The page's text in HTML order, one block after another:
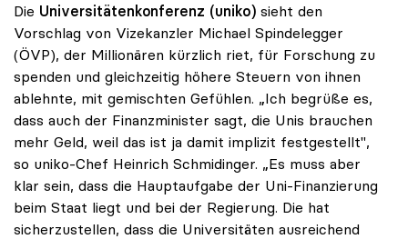
Die Universitätenkonferenz (uniko) sieht den
Vorschlag von Vizekanzler Michael Spindelegger
(ÖVP), der Millionären kürzlich riet, für Forschung zu
spenden und gleichzeitig höhere Steuern von ihnen
ablehnte, mit gemischten Gefühlen. „Ich begrüße es,
dass auch der Finanzminister sagt, die Unis brauchen
mehr Geld, weil das ist ja damit implizit festgestellt",
so uniko-Chef Heinrich Schmidinger. „Es muss aber
klar sein, dass die Hauptaufgabe der Uni-Finanzierung
beim Staat liegt und bei der Regierung. Die hat
sicherzustellen, dass die Universitäten ausreichend